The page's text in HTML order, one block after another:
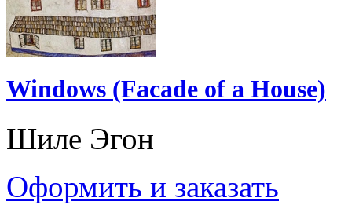
Windows (Facade of a House)
Шиле Эгон
Оформить и заказать